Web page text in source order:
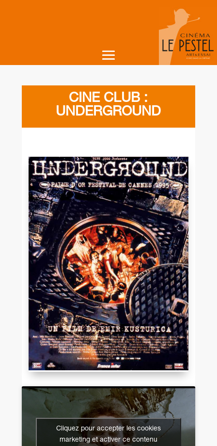
CINE CLUB :
UNDERGROUND
Cliquez pour accepter les cookies
marketing et activer ce contenu